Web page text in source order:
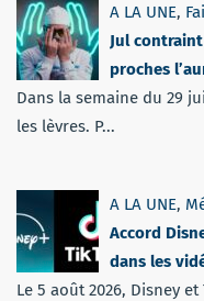
A LA UNE,
Jul
proches
Dans la semaine du 29
les lèvres. P...
A LA UNE,
Accord
dans les
Le 5 août 2026, Disney